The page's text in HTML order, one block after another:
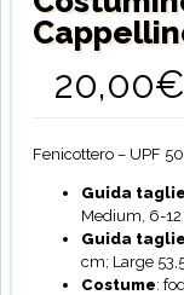
20,00€
Fenicottero – UPF
Guida
Medium, 6-12
Guida
cm; Large
Costume: